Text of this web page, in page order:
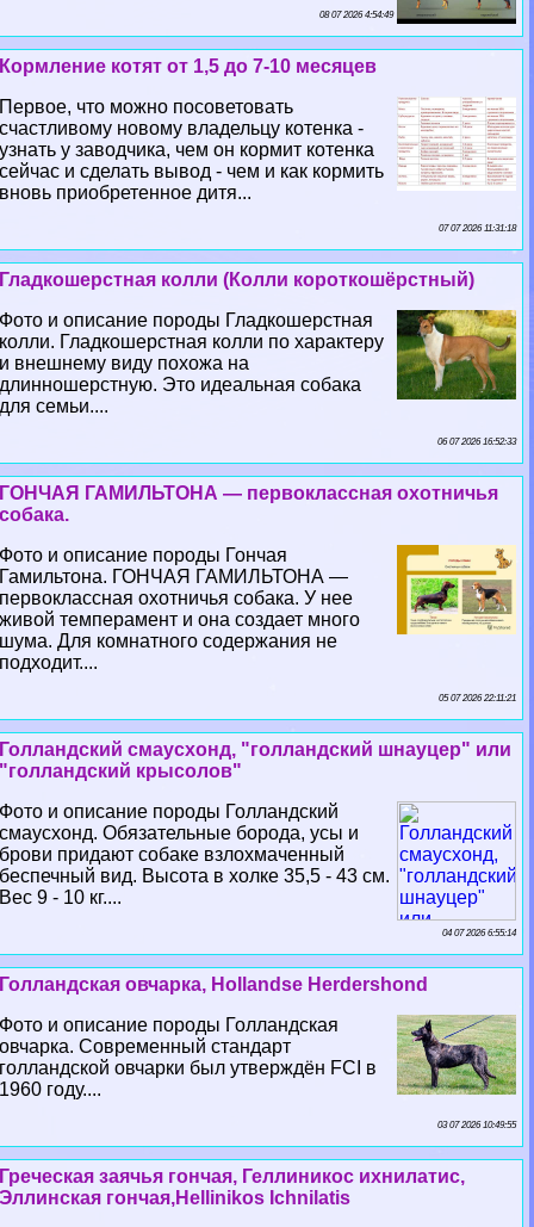
08 07 2026 4:54:49
Кормление котят от 1,5 до 7-10 месяцев
Первое, что можно посоветовать
счастливому новому владельцу котенка -
узнать у заводчика, чем он кормит котенка
сейчас и сделать вывод - чем и как кормить
вновь приобретенное дитя...
07 07 2026 11:31:18
Гладкошерстная колли (Колли короткошёрстный)
Фото и описание породы Гладкошерстная
колли. Гладкошерстная колли по хаpaктеру
и внешнему виду похожа на
длинношерстную. Это идеальная собака
для семьи....
06 07 2026 16:52:33
ГОНЧАЯ ГАМИЛЬТОНА — первоклассная охотничья
собака.
Фото и описание породы Гончая
Гамильтона. ГОНЧАЯ ГАМИЛЬТОНА —
первоклассная охотничья собака. У нее
живой темперамент и она создает много
шума. Для комнатного содержания не
подходит....
05 07 2026 22:11:21
Голландский смаусхонд, "голландский шнауцер" или
"голландский крысолов"
Фото и описание породы Голландский
смаусхонд. Обязательные борода, усы и
брови придают собаке взлохмаченный
беспечный вид. Высота в холке 35,5 - 43 см.
Вес 9 - 10 кг....
04 07 2026 6:55:14
Голландская овчарка, Hollandse Herdershond
Фото и описание породы Голландская
овчарка. Современный стандарт
голландской овчарки был утверждён FCI в
1960 году....
03 07 2026 10:49:55
Греческая заячья гончая, Геллиникос ихнилатис,
Эллинская гончая,Hellinikos Ichnilatis